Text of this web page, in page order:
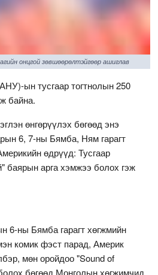
онцгой зөвшөөрөлтэйгөөр ашиглав
ын тусгаар тогтнолын 250
байна.
өнгөрүүлэх бөгөөд энэ
6, 7-ны Бямба, Ням гарагт
өдрүүд: Тусгаар
баярын арга хэмжээ болох гэж
6-ны Бямба гарагт хөгжмийн
комик фэст парад, Америк
мөн оройдоо "Sound of
бөгөөд Монголын хөгжимчид